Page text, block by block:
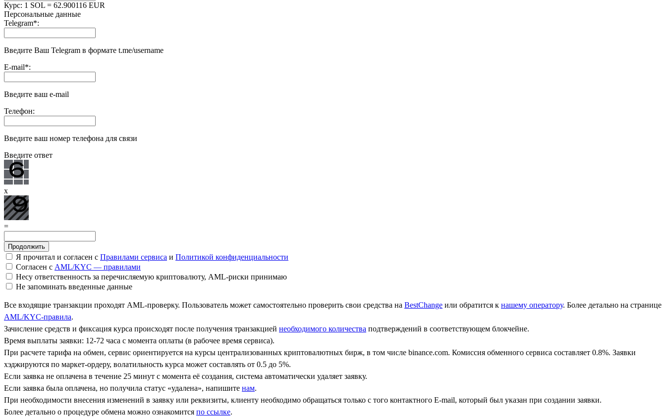
Курс: 1 SOL = 62.900116 EUR
Персональные данные
Telegram*:
Введите Ваш Telegram в формате t.me/username
E-mail*:
Введите ваш e-mail
Телефон:
Введите ваш номер телефона для связи
Введите ответ
x
=
Я прочитал и согласен с Правилами сервиса и Политикой конфиденциальности
Согласен с AML/KYC — правилами
Несу ответственность за перечисляемую криптовалюту, AML-риски принимаю
Не запоминать введенные данные
Все входящие транзакции проходят AML-проверку. Пользователь может самостоятельно проверить свои средства на BestChange или обратится к нашему оператору. Более детально на странице
AML/KYC-правила.
Зачисление средств и фиксация курса происходят после получения транзакцией необходимого количества подтверждений в соответствующем блокчейне.
Время выплаты заявки: 12-72 часа с момента оплаты (в рабочее время сервиса).
При расчете тарифа на обмен, сервис ориентируется на курсы централизованных криптовалютных бирж, в том числе binance.com. Комиссия обменного сервиса составляет 0.8%. Заявки
хэджируются по маркет-ордеру, волатильность курса может составлять от 0.5 до 5%.
Если заявка не оплачена в течение 25 минут с момента её создания, система автоматически удаляет заявку.
Если заявка была оплачена, но получила статус «удалена», напишите нам.
При необходимости внесения изменений в заявку или реквизиты, клиенту необходимо обращаться только с того контактного Е-mail, который был указан при создании заявки.
Более детально о процедуре обмена можно ознакомится по ссылке.